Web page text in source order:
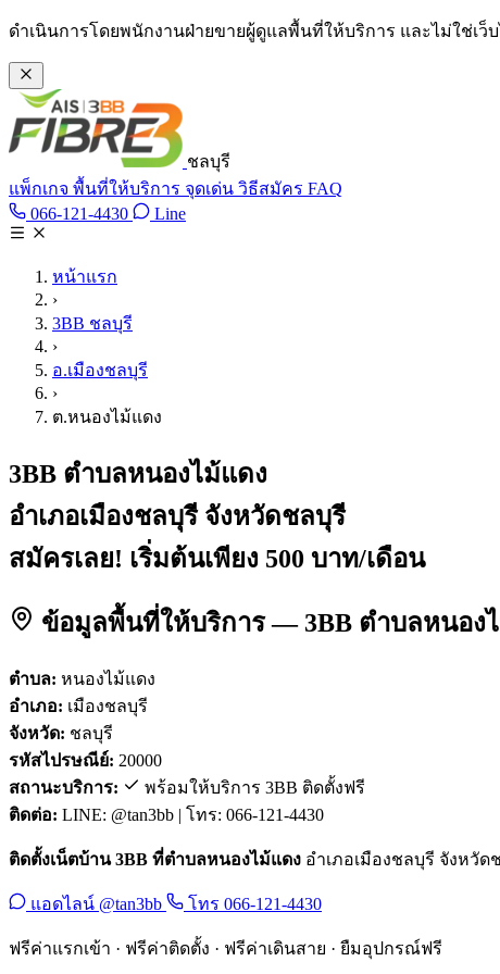
ข้ามไปเนื้อหาหลัก
ดำเนินการโดยพนักงานฝ่ายขายผู้ดูแลพื้นที่ให้บริการ และไม่ใช่เ
ชลบุรี
แพ็กเกจ พื้นที่ให้บริการ จุดเด่น วิธีสมัคร FAQ
066-121-4430 โทร 066-121-4430
LineLine @tan3bb
หน้าแรก
›
3BB ชลบุรี
›
อ.เมืองชลบุรี
›
ต.หนองไม้แดง
3BB ตำบลหนองไม้แดง
อำเภอเมืองชลบุรี จังหวัดชลบุรี
สมัครเลย! เริ่มต้นเพียง 500 บาท/เดือน
ข้อมูลพื้นที่ให้บริการ — 3BB ตำบลหนองไ
ตำบล: หนองไม้แดง
อำเภอ: เมืองชลบุรี
จังหวัด: ชลบุรี
รหัสไปรษณีย์: 20000
สถานะบริการ:
พร้อมให้บริการ 3BB ติดตั้งฟรี
ติดต่อ: LINE: @tan3bb | โทร: 066-121-4430
ติดตั้งเน็ตบ้าน 3BB ที่ตำบลหนองไม้แดง อำเภอเมืองชลบุรี จังหวั
แอดไลน์ @tan3bb โทร 066-121-4430
ฟรีค่าแรกเข้า · ฟรีค่าติดตั้ง · ฟรีค่าเดินสาย · ยืมอุปกรณ์ฟรี